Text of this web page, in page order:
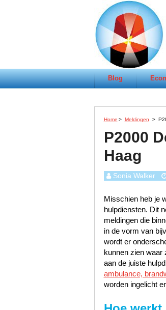
Blog
Home > Meldingen >
P2000
Haag
Sonia Walker
Misschien heb je
hulpdiensten. Dit
meldingen die
in de vorm van
wordt er
kunnen zien waar
aan de juiste
ambulance,
worden ingelicht